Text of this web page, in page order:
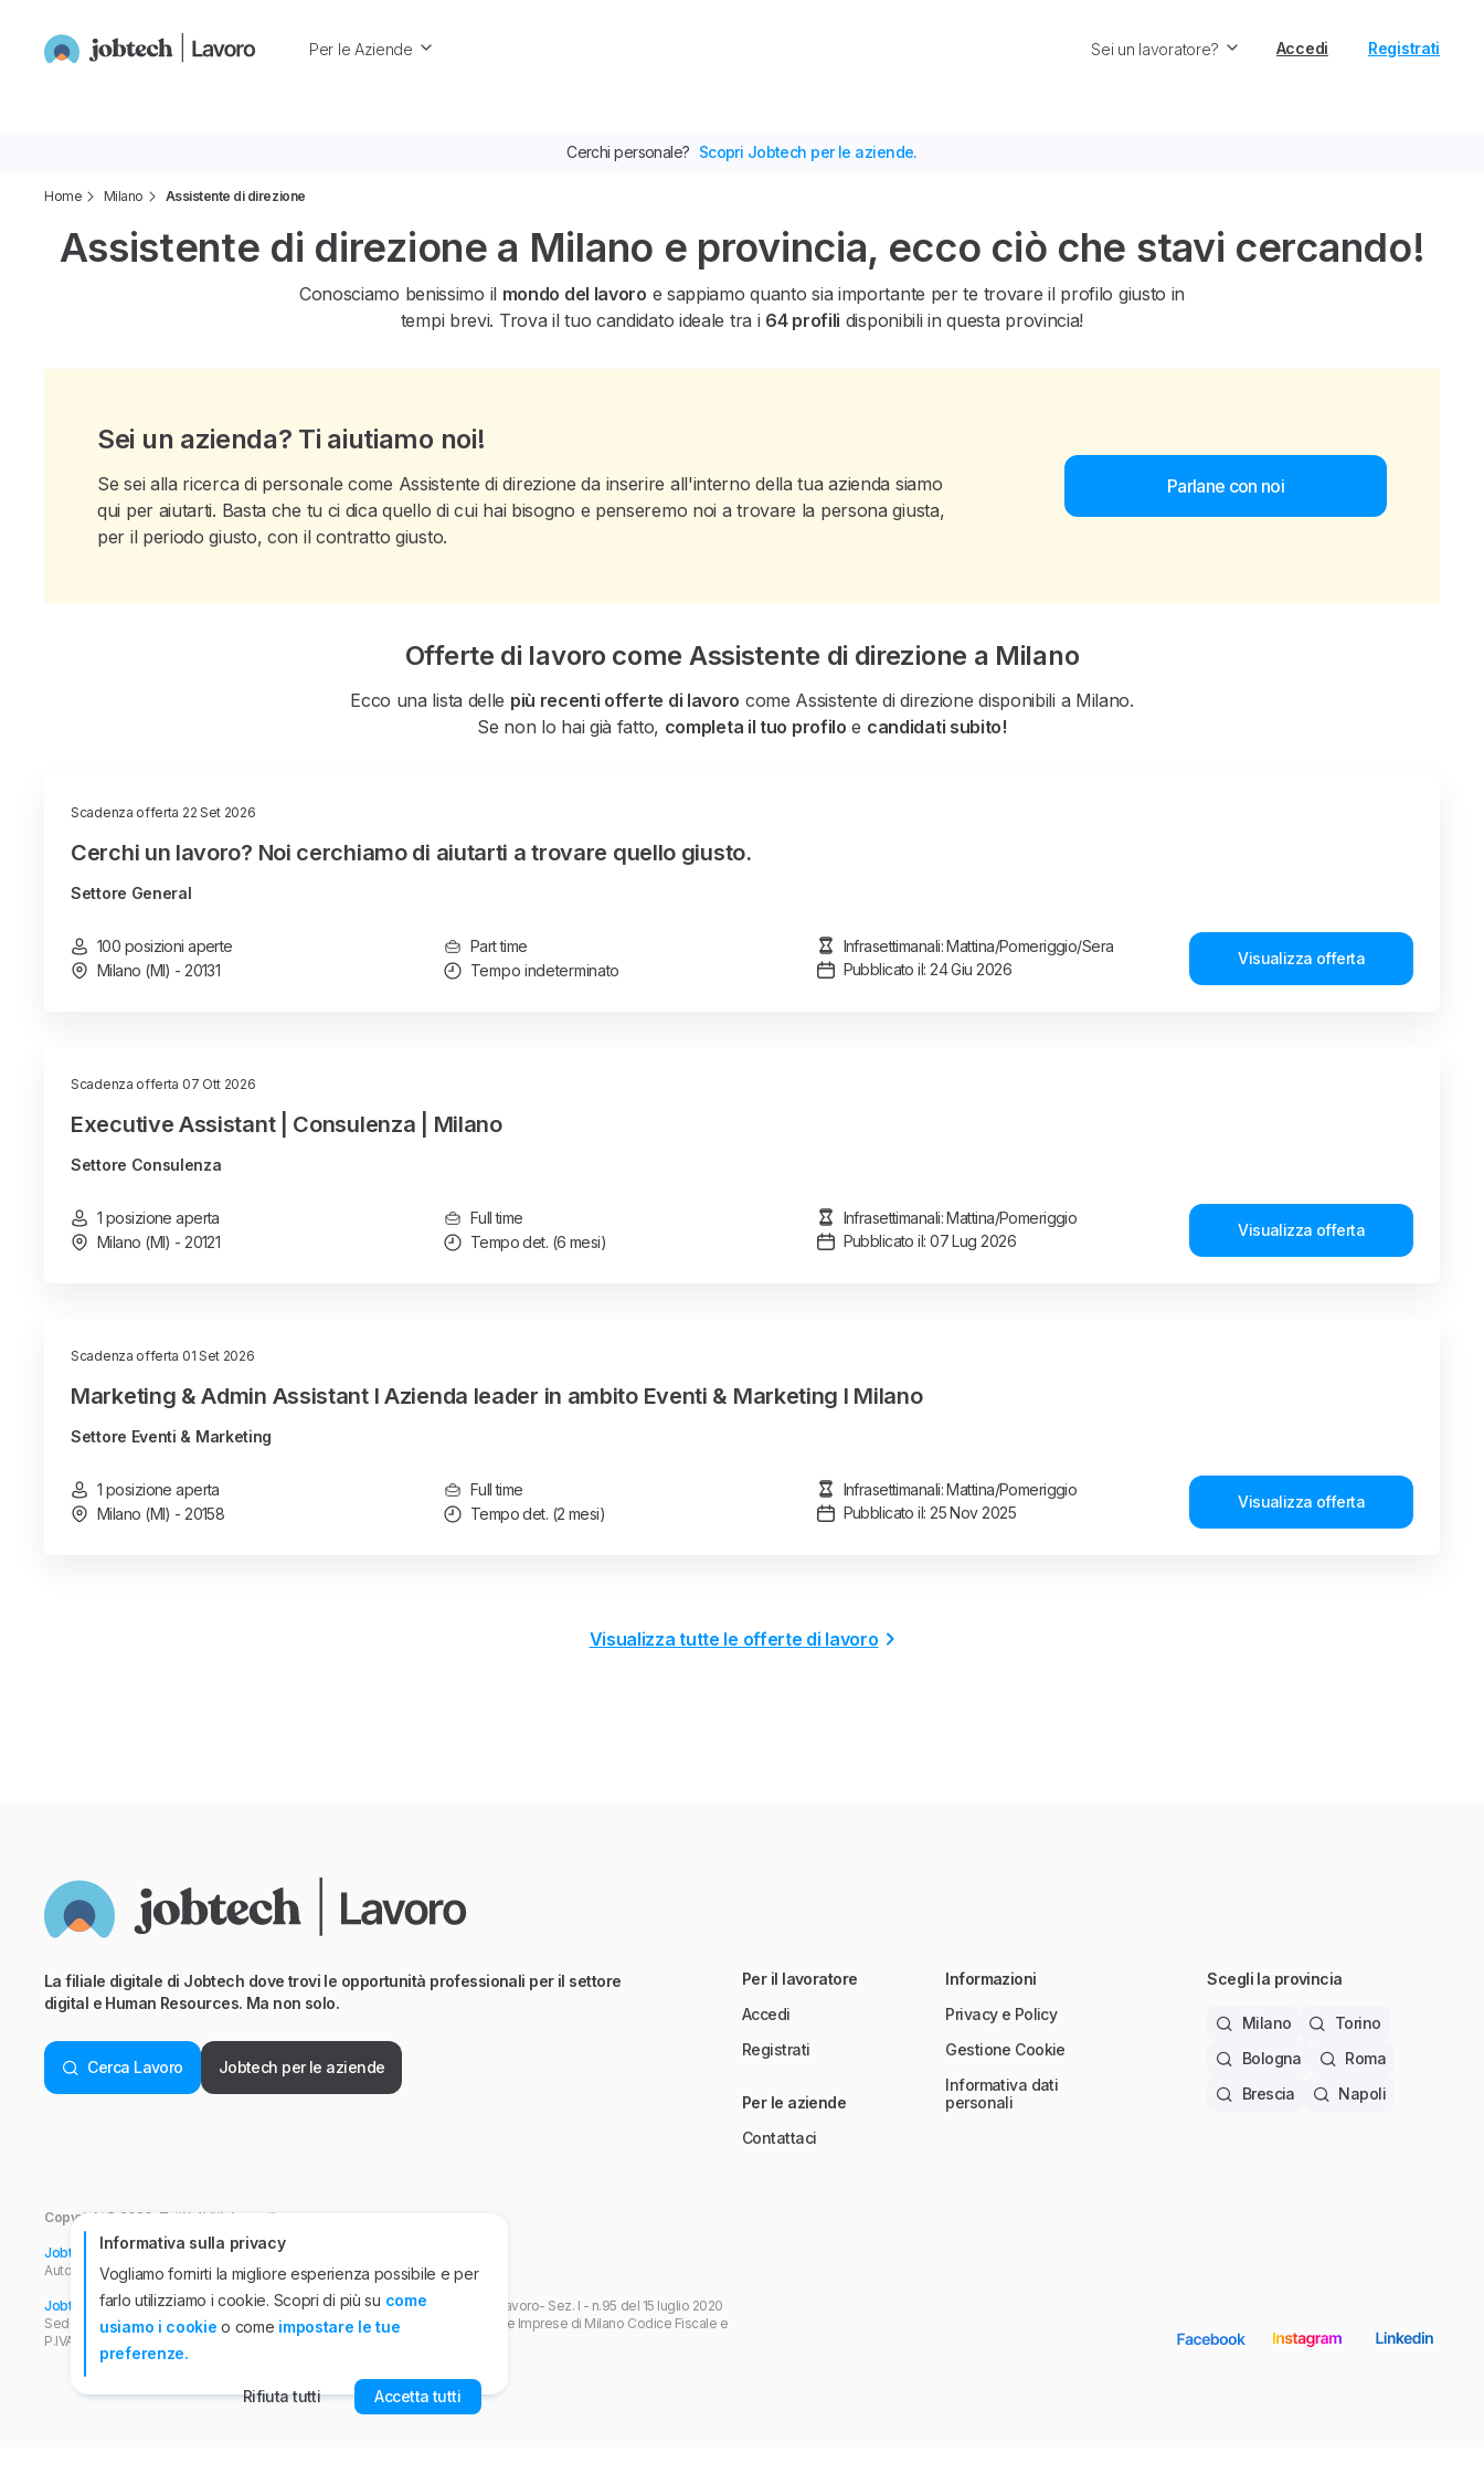
Per le Aziende Sei un lavoratore? Accedi Registrati
Home Milano Assistente di direzione
Assistente di direzione a Milano e provincia, ecco ciò che stavi cercando!
Conosciamo benissimo il mondo del lavoro e sappiamo quanto sia importante per te trovare il profilo giusto in
tempi brevi. Trova il tuo candidato ideale tra i 64 profili disponibili in questa provincia!
Sei un azienda? Ti aiutiamo noi!
Se sei alla ricerca di personale come Assistente di direzione da inserire all'interno della tua azienda siamo
qui per aiutarti. Basta che tu ci dica quello di cui hai bisogno e penseremo noi a trovare la persona giusta,
per il periodo giusto, con il contratto giusto.
Parlane con noi
Offerte di lavoro come Assistente di direzione a Milano
Ecco una lista delle più recenti offerte di lavoro come Assistente di direzione disponibili a Milano.
Se non lo hai già fatto, completa il tuo profilo e candidati subito!
Scadenza offerta 22 Set 2026
Cerchi un lavoro? Noi cerchiamo di aiutarti a trovare quello giusto.
Settore General
100 posizioni aperte
Milano (MI) - 20131
Part time
Tempo indeterminato
Infrasettimanali: Mattina/Pomeriggio/Sera
Pubblicato il: 24 Giu 2026
Visualizza offerta
Scadenza offerta 07 Ott 2026
Executive Assistant | Consulenza | Milano
Settore Consulenza
1 posizione aperta
Milano (MI) - 20121
Full time
Tempo det. (6 mesi)
Infrasettimanali: Mattina/Pomeriggio
Pubblicato il: 07 Lug 2026
Visualizza offerta
Scadenza offerta 01 Set 2026
Marketing & Admin Assistant I Azienda leader in ambito Eventi & Marketing I Milano
Settore Eventi & Marketing
1 posizione aperta
Milano (MI) - 20158
Full time
Tempo det. (2 mesi)
Infrasettimanali: Mattina/Pomeriggio
Pubblicato il: 25 Nov 2025
Visualizza offerta
Visualizza tutte le offerte di lavoro
Cerchi personale? Scopri Jobtech per le aziende.
La filiale digitale di Jobtech dove trovi le opportunità professionali per il settore
digital e Human Resources. Ma non solo.
Cerca Lavoro Jobtech per le aziende
Per il lavoratore
Accedi
Registrati
Per le aziende
Contattaci
Informazioni
Privacy e Policy
Gestione Cookie
Informativa dati
personali
Scegli la provincia
Milano
Torino
Bologna
Roma
Brescia
Napoli
Copyright© 2026. Tutti i diritti riservati.
Jobtech srl- Viale Abruzzi, 94 - 20131 Milano.
Autorizzazione ANPAL n°44 del 26/04/2022. P.IVA n° 10863920962
Jobtech International APSIscrizione all'Albo Informatico delle Agenzie per il Lavoro- Sez. I - n.95 del 15 luglio 2020
Sede operativa, viale Abruzzi, 94 - 20131 Milano. Iscritta presso il Registro delle Imprese di Milano Codice Fiscale e
P.IVA n° 10501920960
Informativa sulla privacy
Vogliamo fornirti la migliore esperienza possibile e per
farlo utilizziamo i cookie. Scopri di più su come
usiamo i cookie o come impostare le tue
preferenze.
Rifiuta tutti Accetta tutti